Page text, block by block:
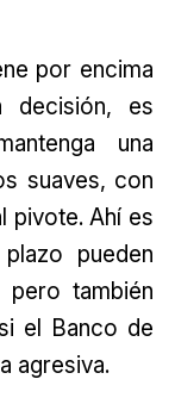
por encima
decisión, es
una
suaves, con
pivote. Ahí es
pueden
también
el Banco de
agresiva.